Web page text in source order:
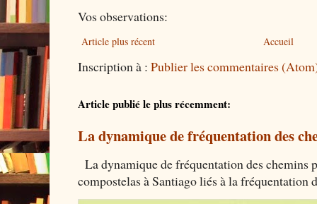
Vos observations:
Article plus récent Accueil
Inscription à : Publier les commentaires
Article publié le plus récemment:
La dynamique de fréquentation des
La dynamique de fréquentation des chemins
compostelas à Santiago liés à la fréquentation